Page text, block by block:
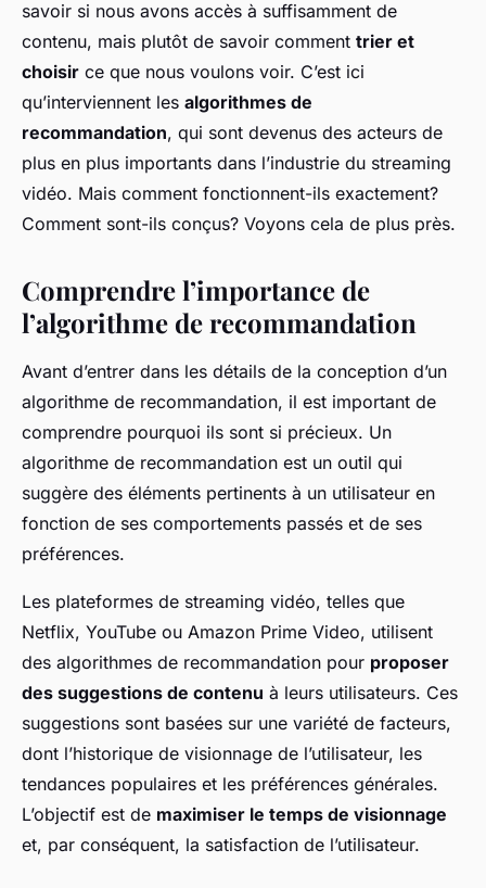
savoir si nous avons accès à suffisamment de
contenu, mais plutôt de savoir comment trier et
choisir ce que nous voulons voir. C’est ici
qu’interviennent les algorithmes de
recommandation, qui sont devenus des acteurs de
plus en plus importants dans l’industrie du streaming
vidéo. Mais comment fonctionnent-ils exactement?
Comment sont-ils conçus? Voyons cela de plus près.
Comprendre l’importance de
l’algorithme de recommandation
Avant d’entrer dans les détails de la conception d’un
algorithme de recommandation, il est important de
comprendre pourquoi ils sont si précieux. Un
algorithme de recommandation est un outil qui
suggère des éléments pertinents à un utilisateur en
fonction de ses comportements passés et de ses
préférences.
Les plateformes de streaming vidéo, telles que
Netflix, YouTube ou Amazon Prime Video, utilisent
des algorithmes de recommandation pour proposer
des suggestions de contenu à leurs utilisateurs. Ces
suggestions sont basées sur une variété de facteurs,
dont l’historique de visionnage de l’utilisateur, les
tendances populaires et les préférences générales.
L’objectif est de maximiser le temps de visionnage
et, par conséquent, la satisfaction de l’utilisateur.